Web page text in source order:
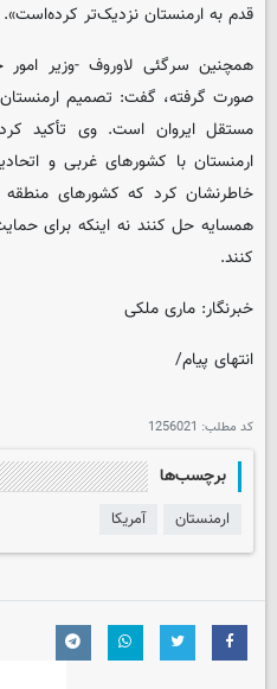
قدم به ارمنستان نزدیک‌تر کرده‌است».
همچنین سرگئی لاوروف -وزیر امور
صورت گرفته، گفت: تصمیم ارمنستان
مستقل ایروان است. وی تأکید
ارمنستان با کشورهای غربی و
خاطرنشان کرد که کشورهای منطقه
همسایه حل کنند نه اینکه برای
کنند.
خبرنگار: ماری ملکی
انتهای پیام/
کد مطلب: 1256021
برچسب‌ها
ارمنستان آمریکا